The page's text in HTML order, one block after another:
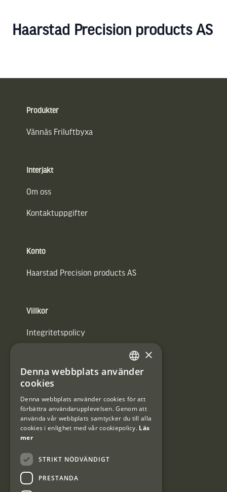
Haarstad Precision products AS
Produkter
Vännäs Friluftbyxa
Interjakt
Om oss
Kontaktuppgifter
Konto
Haarstad Precision products AS
Villkor
Integritetspolicy
#Interjaktfamily
Kundklubb
Information om kundklubben.
SWEDISH
×
Denna webbplats använder
cookies
Denna webbplats använder cookies för att
förbättra användarupplevelsen. Genom att
använda vår webbplats samtycker du till alla
cookies i enlighet med vår cookiepolicy. Läs
mer
STRIKT NÖDVÄNDIGT
PRESTANDA